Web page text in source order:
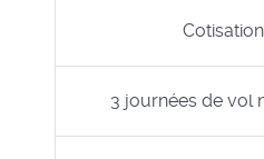
3 journées de vol